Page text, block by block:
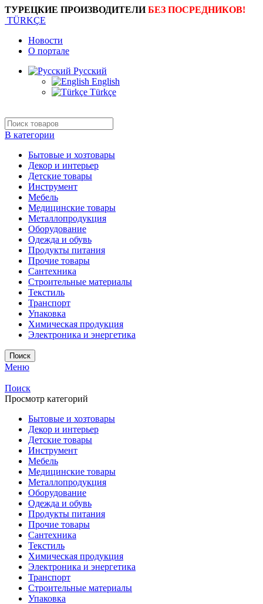
ТУРЕЦКИЕ ПРОИЗВОДИТЕЛИБЕЗ ПОСРЕДНИКОВ!
TÜRKÇE
Новости
О портале
Русский
English
Türkçe
В категории
Бытовые и хозтовары
Декор и интерьер
Детские товары
Инструмент
Мебель
Медицинские товары
Металлопродукция
Оборудование
Одежда и обувь
Продукты питания
Прочие товары
Сантехника
Строительные материалы
Текстиль
Транспорт
Упаковка
Химическая продукция
Электроника и энергетика
Поиск
Меню
Поиск
Просмотр категорий
Бытовые и хозтовары
Декор и интерьер
Детские товары
Инструмент
Мебель
Медицинские товары
Металлопродукция
Оборудование
Одежда и обувь
Продукты питания
Прочие товары
Сантехника
Текстиль
Химическая продукция
Электроника и энергетика
Транспорт
Строительные материалы
Упаковка